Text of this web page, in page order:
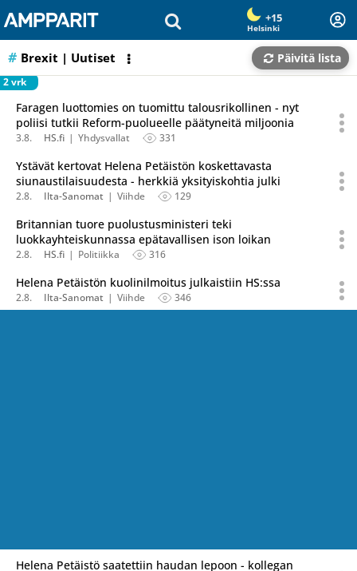
+15
Helsinki
Brexit | Uutiset Päivitä lista
2 vrk
Faragen luottomies on tuomittu talousrikollinen - nyt
poliisi tutkii Reform-puolueelle päätyneitä miljoonia
3.8. HS.fi Yhdysvallat 331
Ystävät kertovat Helena Petäistön koskettavasta
siunaustilaisuudesta - herkkiä yksityiskohtia julki
2.8. Ilta-Sanomat Viihde 129
Britannian tuore puolustusministeri teki
luokkayhteiskunnassa epätavallisen ison loikan
2.8. HS.fi Politiikka 316
Helena Petäistön kuolinilmoitus julkaistiin HS:ssa
2.8. Ilta-Sanomat Viihde 346
Helena Petäistö saatettiin haudan lepoon - kollegan